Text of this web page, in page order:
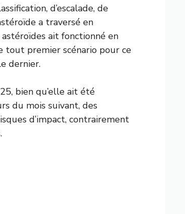
d’escalade, de
a traversé en
ait fonctionné en
tout premier scénario pour ce
dernier.
bien qu’elle ait été
du mois suivant, des
d’impact, contrairement